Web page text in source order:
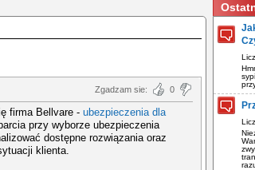
Zgadzam sie: 0
firma Bellvare - ubezpieczenia dla
przy wyborze ubezpieczenia
dostępne rozwiązania oraz
klienta.